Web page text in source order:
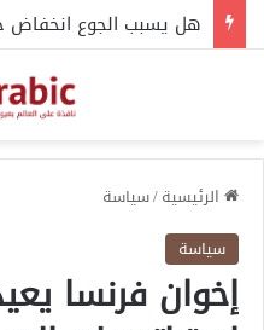
الرئيسية/سياسة
سياسة
إخوان فرنسا